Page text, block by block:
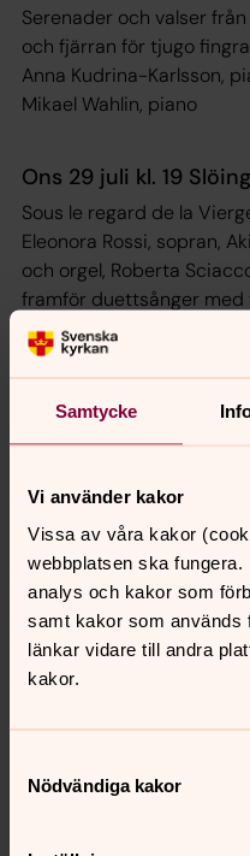
Samtycke
Vi använder kakor
Vissa av våra kakor
webbplatsen ska
analys och kakor som
samt kakor som används
länkar vidare till andra
kakor.
Nödvändiga kakor
Serenader och valser
och fjärran för tjugo
Anna Kudrina-Karlsson,
Mikael Wahlin, piano
Ons 29 juli kl. 19
Sous le regard de la
Eleonora Rossi, sopran,
och orgel, Roberta
framför duettsånger
också lite
instrumental musik.
Ons 29 juli kl. 19
Marco Stella och Anders
från opera till svensk
Ons 29 juli kl. 19
Ord och toner vi minns
Maria Lorick, sång och
ett program ur den
Tor 30 juli kl. 18